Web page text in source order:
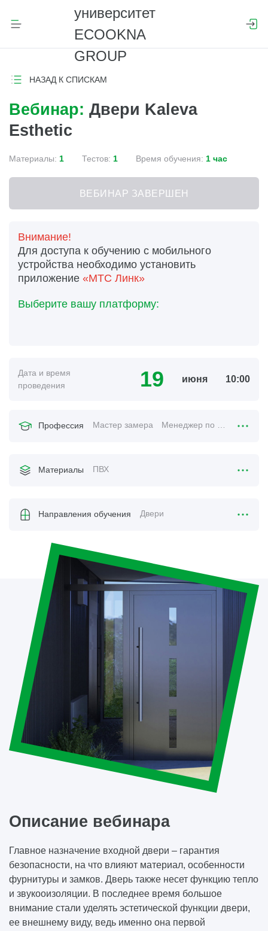
НАЗАД К СПИСКАМ
Вебинар: Двери Kaleva
Esthetic
Материалы: 1 Тестов: 1 Время обучения: 1 час
ВЕБИНАР ЗАВЕРШЕН
Внимание!
Для доступа к обучению с мобильного
устройства необходимо установить
приложение «МТС Линк»
Выберите вашу платформу:
Дата и время
проведения
19 июня 10:00
Профессия Мастер замера Менеджер по продажам
Материалы ПВХ
Направления обучения Двери
Описание вебинара
Главное назначение входной двери – гарантия
безопасности, на что влияют материал, особенности
фурнитуры и замков. Дверь также несет функцию тепло
и звукооизоляции. В последнее время большое
внимание стали уделять эстетической функции двери,
ее внешнему виду, ведь именно она первой